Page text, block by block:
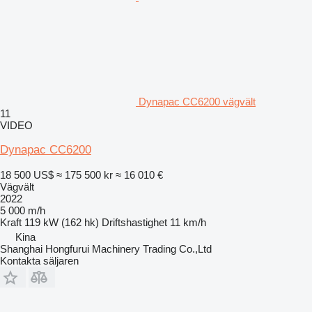
Dynapac CC6200 vägvält
11
VIDEO
Dynapac CC6200
18 500 US$ ≈ 175 500 kr ≈ 16 010 €
Vägvält
2022
5 000 m/h
Kraft 119 kW (162 hk) Driftshastighet 11 km/h
Kina
Shanghai Hongfurui Machinery Trading Co.,Ltd
Kontakta säljaren